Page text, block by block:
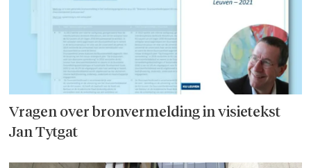
Vragen over bronvermelding in visietekst
Jan Tytgat